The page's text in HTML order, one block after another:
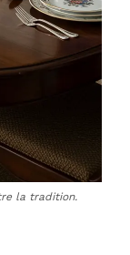
la tradition.